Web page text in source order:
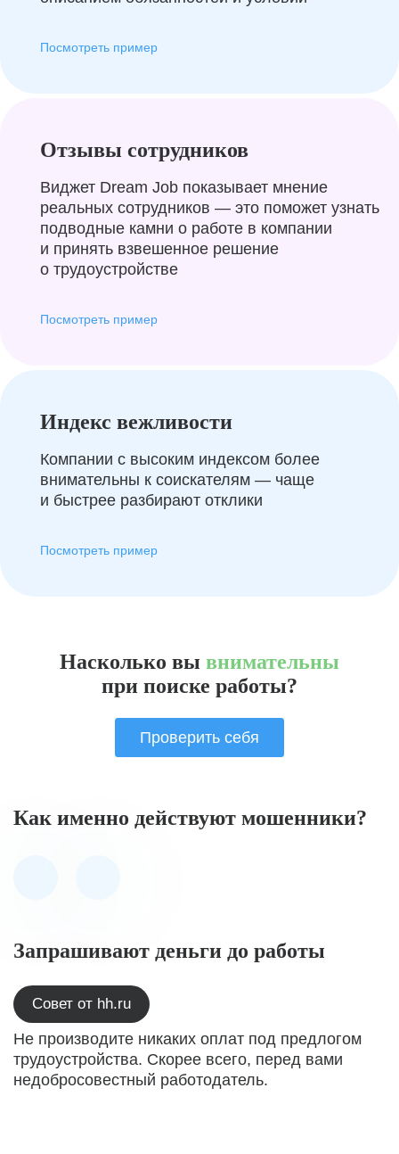
Посмотреть пример
Отзывы сотрудников
Виджет Dream Job показывает мнение
реальных сотрудников — это поможет узнать
подводные камни о работе в компании
и принять взвешенное решение
о трудоустройстве
Посмотреть пример
Индекс вежливости
Компании с высоким индексом более
внимательны к соискателям — чаще
и быстрее разбирают отклики
Посмотреть пример
Насколько вы внимательны
при поиске работы?
Проверить себя
Как именно действуют мошенники?
Запрашивают деньги до работы
Совет от hh.ru
Не производите никаких оплат под предлогом
трудоустройства. Скорее всего, перед вами
недобросовестный работодатель.